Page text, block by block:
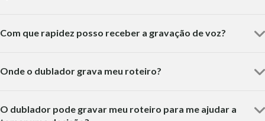
Com que rapidez posso receber a gravação de voz?
Onde o dublador grava meu roteiro?
O dublador pode gravar meu roteiro para me ajudar a